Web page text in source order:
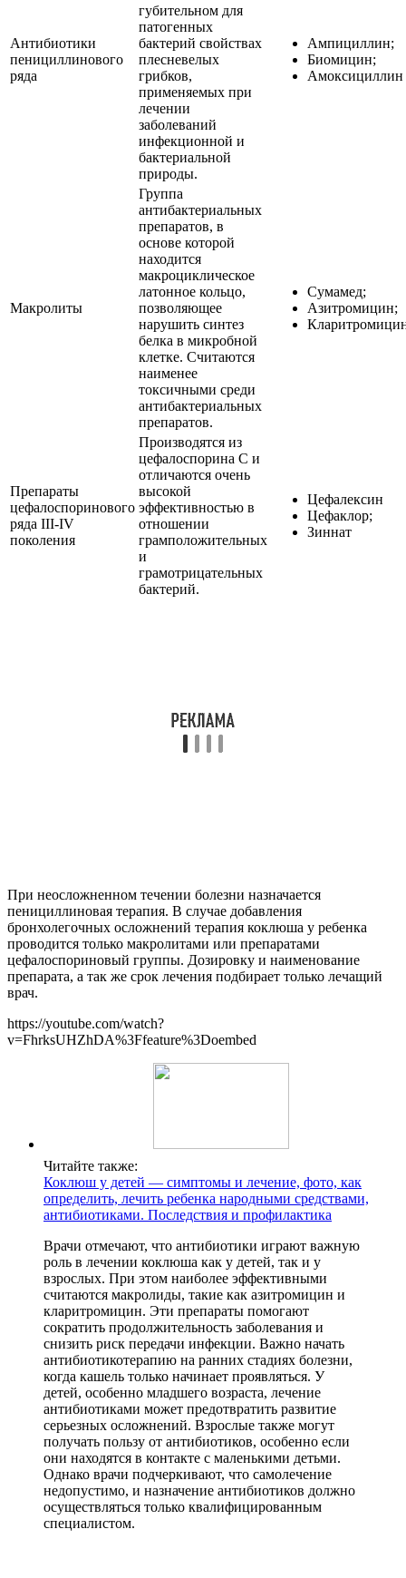
Антибиотики
пенициллинового
ряда
губительном для
патогенных
бактерий свойствах
плесневелых
грибков,
применяемых при
лечении
заболеваний
инфекционной и
бактериальной
природы.
Ампициллин;
Биомицин;
Амоксициллин
Макролиты
Группа
антибактериальных
препаратов, в
основе которой
находится
макроциклическое
латонное кольцо,
позволяющее
нарушить синтез
белка в микробной
клетке. Считаются
наименее
токсичными среди
антибактериальных
препаратов.
Сумамед;
Азитромицин;
Препараты
цефалоспоринового
ряда III-IV
поколения
Производятся из
цефалоспорина С и
отличаются очень
высокой
эффективностью в
отношении
грамположительных
и
грамотрицательных
бактерий.
Цефалексин
Цефаклор;
Зиннат
При неосложненном течении болезни назначается
пенициллиновая терапия. В случае добавления
бронхолегочных осложнений терапия коклюша у ребенка
проводится только макролитами или препаратами
цефалоспориновый группы. Дозировку и наименование
препарата, а так же срок лечения подбирает только лечащий
врач.
https://youtube.com/watch?
v=FhrksUHZhDA%3Ffeature%3Doembed
Читайте также:
Коклюш у детей — симптомы и лечение, фото, как
определить, лечить ребенка народными средствами,
антибиотиками. Последствия и профилактика
Врачи отмечают, что антибиотики играют важную
роль в лечении коклюша как у детей, так и у
взрослых. При этом наиболее эффективными
считаются макролиды, такие как азитромицин и
кларитромицин. Эти препараты помогают
сократить продолжительность заболевания и
снизить риск передачи инфекции. Важно начать
антибиотикотерапию на ранних стадиях болезни,
когда кашель только начинает проявляться. У
детей, особенно младшего возраста, лечение
антибиотиками может предотвратить развитие
серьезных осложнений. Взрослые также могут
получать пользу от антибиотиков, особенно если
они находятся в контакте с маленькими детьми.
Однако врачи подчеркивают, что самолечение
недопустимо, и назначение антибиотиков должно
осуществляться только квалифицированным
специалистом.